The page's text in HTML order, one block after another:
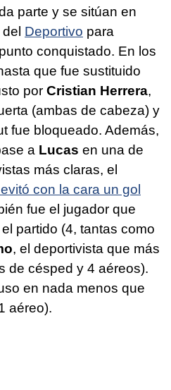
parte y se sitúan en
Deportivo para
conquistado. En los
que fue sustituido
por Cristian Herrera,
(ambas de cabeza) y
fue bloqueado. Además,
a Lucas en una de
más claras, el
evitó con la cara un gol
fue el jugador que
partido (4, tantas como
, el deportivista que más
de césped y 4 aéreos).
en nada menos que
aéreo).